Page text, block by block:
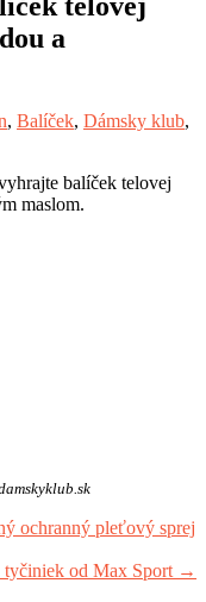
telovej
a
, Balíček, Dámsky klub,
balíček telovej
maslom.
ochranný pleťový sprej
od Max Sport →